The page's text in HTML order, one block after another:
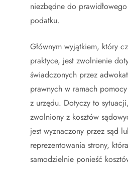
niezbędne do
podatku.
Głównym wyjątkiem, który
praktyce, jest zwolnienie
świadczonych przez
prawnych w ramach
z urzędu. Dotyczy to
zwolniony z kosztów
jest wyznaczony przez sąd
reprezentowania strony,
samodzielnie ponieść